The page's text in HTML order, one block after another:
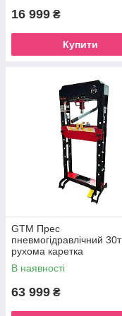
16 999 ₴
Купити
GTM Прес
пневмогідравлічний 30т
рухома каретка
В наявності
63 999 ₴